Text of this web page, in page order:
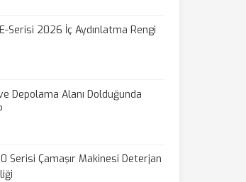
Serisi 2026 İç Aydınlatma Rengi
Depolama Alanı Dolduğunda
Serisi Çamaşır Makinesi Deterjan